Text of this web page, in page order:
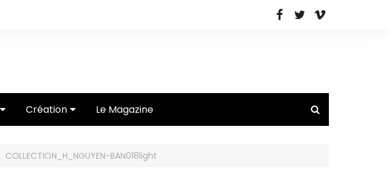
Création
Vidéos
Le Magazine
COLLECTION_H_NGUYEN-BAN018light